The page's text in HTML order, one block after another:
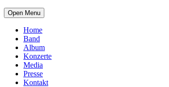
Open Menu
Home
Band
Album
Konzerte
Media
Presse
Kontakt